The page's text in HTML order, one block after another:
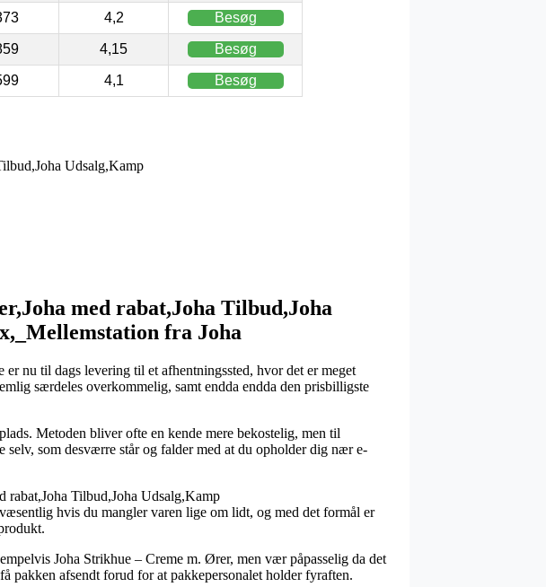
4,2 Besøg
4,15 Besøg
4,1 Besøg
Udsalg,Kamp
med rabat,Joha Tilbud,Joha
fra Joha
nu til dags levering til et afhentningssted, hvor det er meget
særdeles overkommelig, samt endda endda den prisbilligste
Metoden bliver ofte en kende mere bekostelig, men til
som desværre står og falder med at du opholder dig nær e-
rabat,Joha Tilbud,Joha Udsalg,Kamp
hvis du mangler varen lige om lidt, og med det formål er
Joha Strikhue – Creme m. Ører, men vær påpasselig da det
pakken afsendt forud for at pakkepersonalet holder fyraften.